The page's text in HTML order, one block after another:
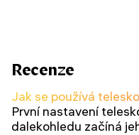
Recenze
Jak se používá
První nastavení
dalekohledu začíná